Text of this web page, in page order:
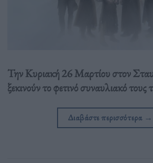
Την Κυριακή 26 Μαρτίου στον
ξεκινούν το φετινό συναυλιακό τους
Διαβάστε περισσότερα →